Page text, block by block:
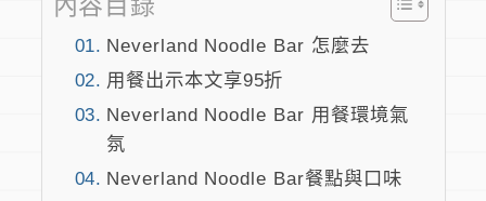
內容目錄
Neverland Noodle Bar 怎麼去
用餐出示本文享95折
Neverland Noodle Bar 用餐環境氣
氛
Neverland Noodle Bar餐點與口味